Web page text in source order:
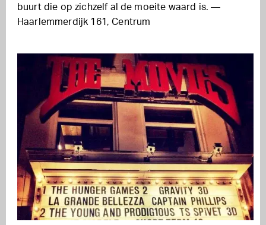
buurt die op zichzelf al de moeite waard is. —
Haarlemmerdijk 161, Centrum